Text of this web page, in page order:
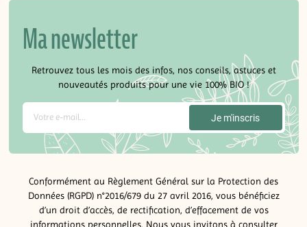
Ma newsletter
Retrouvez tous les mois des infos, nos conseils, astuces et
nouveautés produits pour une vie 100% BIO !
Conformément au Règlement Général sur la Protection des
Données (RGPD) n°2016/679 du 27 avril 2016, vous bénéficiez
d’un droit d’accès, de rectification, d’effacement de vos
informations personnelles. Nous vous invitons à consulter